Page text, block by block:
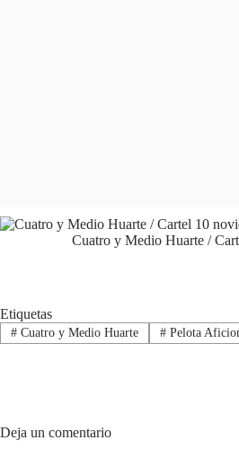
Cuatro y Medio Huarte /
Etiquetas
#Cuatro y Medio Huarte #Pelota
Deja un comentario